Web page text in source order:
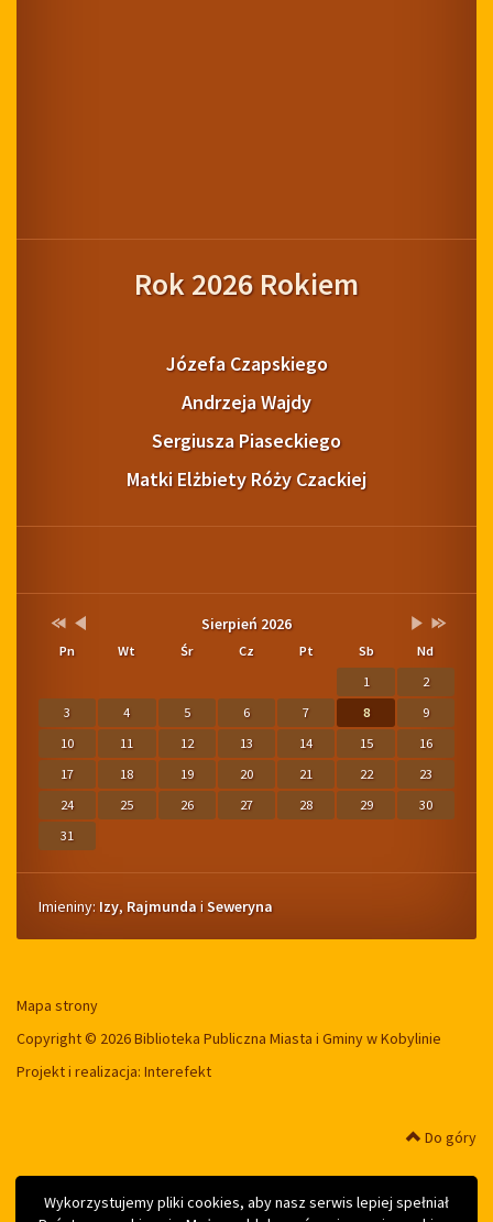
Wykorzystujemy pliki cookies, aby nasz serwis lepiej spełniał
Rok 2026 Rokiem
Józefa Czapskiego
Andrzeja Wajdy
Sergiusza Piaseckiego
Matki Elżbiety Róży Czackiej
KalendariumLista
wydarzeń
Sierpień 2026Brak
w
Przestaw
na
Przestaw
na
Przestaw
na
Wrzesień
2026
Przestaw
na
Sierpień
2027
Pn Wt Śr Cz Pt Sb
Nd
1
2
3
4 5 6 7 8
9
10
11 12 13 14 15
16
17
18 19 20 21 22
23
24
25 26 27 28 29
30
31
Imieniny
Imieniny: Izy, RajmundaiSeweryna
Mapa strony
Copyright © 2026 Biblioteka Publiczna Miasta i Gminy w Kobylinie
Projekt i realizacja: Interefekt
Do góry